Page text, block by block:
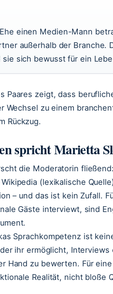
einen Medien-Mann
außerhalb der Branche.
sie sich bewusst für ein
Paares zeigt, dass
Wechsel zu einem
Rückzug.
spricht Marietta
die Moderatorin
Wikipedia (lexikalische
– und das ist kein Zufall.
Gäste interviewt, sind
Sprachkompetenz ist
ihr ermöglicht,
Hand zu bewerten. Für
Realität, nicht bloße